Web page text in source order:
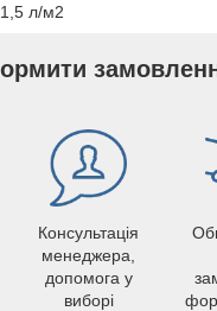
1,5 л/м2
Консультація
менеджера,
допомога у
виборі